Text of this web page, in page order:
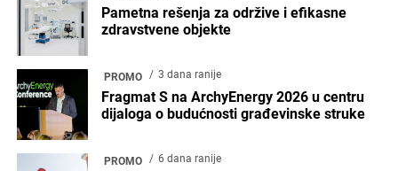
Pametna rešenja za održive i efikasne
zdravstvene objekte
PROMO 3 dana ranije
Fragmat S na ArchyEnergy 2026 u centru
dijaloga o budućnosti građevinske struke
PROMO 6 dana ranije